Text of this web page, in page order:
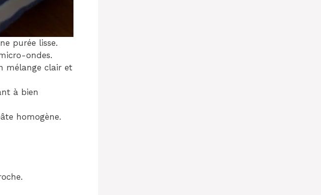
purée lisse.
ondes.
mélange clair et
à bien
homogène.